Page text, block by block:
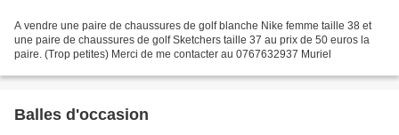
A vendre une paire de chaussures de golf blanche Nike femme taille 38 et
une paire de chaussures de golf Sketchers taille 37 au prix de 50 euros la
paire. (Trop petites) Merci de me contacter au 0767632937 Muriel
Balles d'occasion